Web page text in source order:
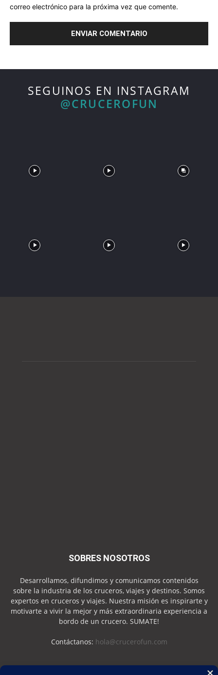
correo electrónico para la próxima vez que comente.
SEGUINOS EN INSTAGRAM
@CRUCEROFUN
SOBRES NOSOTROS
Desarrollamos, difundimos y comunicamos contenidos
sobre la industria de los cruceros, viajes y destinos. Somos
expertos en cruceros y viajes. Nuestra misión es inspirarte y
motivarte a vivir la mejor y más extraordinaria experiencia a
bordo de un crucero. SUMATE!
Contáctanos: hola@crucerofun.com